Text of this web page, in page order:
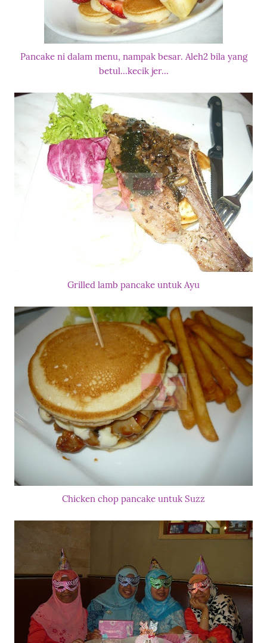
Pancake ni dalam menu, nampak besar. Aleh2 bila yang
betul...kecik jer...
Grilled lamb pancake untuk Ayu
Chicken chop pancake untuk Suzz